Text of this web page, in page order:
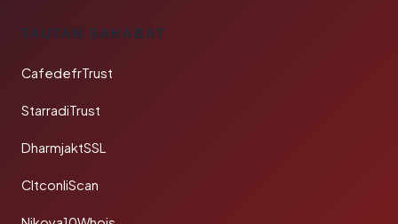
TAUTAN SAHABAT
CafedefrTrust
StarradiTrust
DharmjaktSSL
CltconliScan